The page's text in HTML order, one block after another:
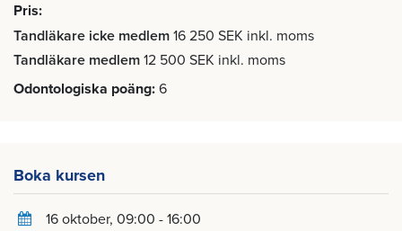
Pris
Tandläkare icke medlem 16 250 SEK inkl. moms
Tandläkare medlem 12 500 SEK inkl. moms
Odontologiska poäng 6
Boka kursen
16 oktober, 09:00 - 16:00